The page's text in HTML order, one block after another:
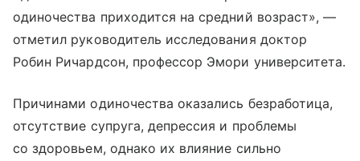
одиночества приходится на средний возраст», —
отметил руководитель исследования доктор
Робин Ричардсон, профессор Эмори университета.
Причинами одиночества оказались безработица,
отсутствие супруга, депрессия и проблемы
со здоровьем, однако их влияние сильно